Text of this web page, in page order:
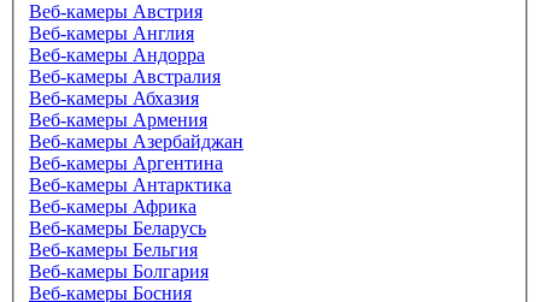
Веб-камеры Австрия
Веб-камеры Англия
Веб-камеры Андорра
Веб-камеры Австралия
Веб-камеры Абхазия
Веб-камеры Армения
Веб-камеры Азербайджан
Веб-камеры Аргентина
Веб-камеры Антарктика
Веб-камеры Африка
Веб-камеры Беларусь
Веб-камеры Бельгия
Веб-камеры Болгария
Веб-камеры Босния